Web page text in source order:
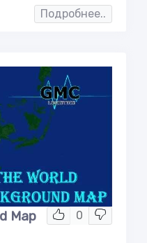
Подробнее..
0
Map